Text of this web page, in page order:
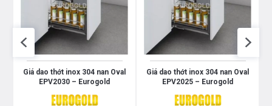
Giá dao thớt inox 304 nan Oval
EPV2030 – Eurogold
Giá dao thớt inox 304 nan Oval
EPV2025 – Eurogold